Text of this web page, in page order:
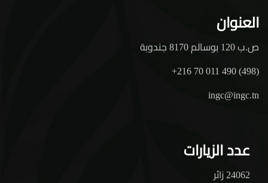
العنوان
ص.ب 120 بوسالم 8170 جندوبة
+216 70 011 490 (498)
ingc@ingc.tn
عدد الزيارات
24062 زائر